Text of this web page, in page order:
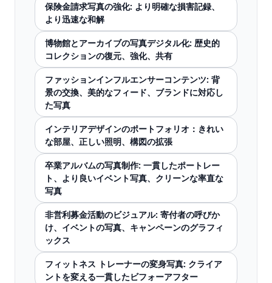
保険金請求写真の強化: より明確な損害記録、
より迅速な和解
博物館とアーカイブの写真デジタル化: 歴史的
コレクションの復元、強化、共有
ファッションインフルエンサーコンテンツ: 背
景の交換、美的なフィード、ブランドに対応し
た写真
インテリアデザインのポートフォリオ：きれい
な部屋、正しい照明、構図の拡張
卒業アルバムの写真制作: 一貫したポートレー
ト、より良いイベント写真、クリーンな率直な
写真
非営利募金活動のビジュアル: 寄付者の呼びか
け、イベントの写真、キャンペーンのグラフィ
ックス
フィットネス トレーナーの変身写真: クライア
ントを変える一貫したビフォーアフター